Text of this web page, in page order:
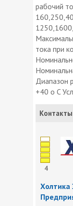
рабочий
тока при
Диапазон
+40 o C
4
Холтика